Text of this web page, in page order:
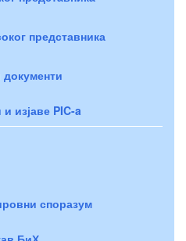
представника
изјаве PIC-a
споразум